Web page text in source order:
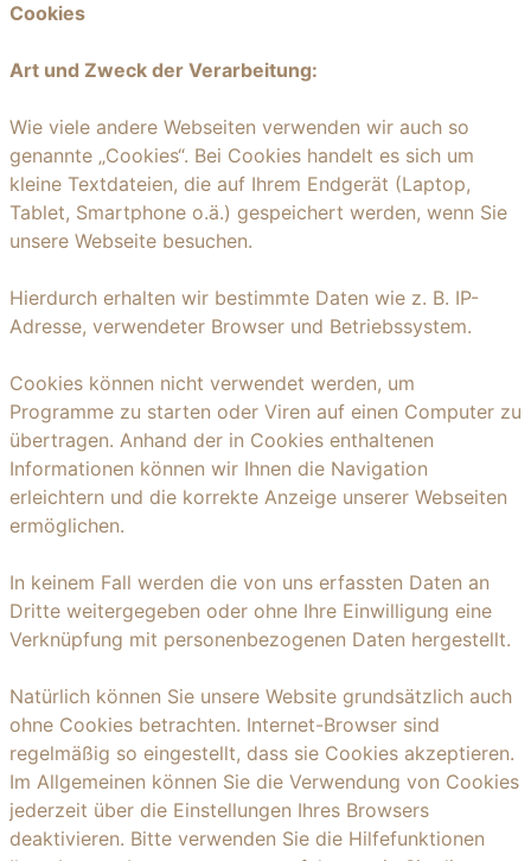
Cookies
Art und Zweck der Verarbeitung:
Wie viele andere Webseiten verwenden wir auch so
genannte „Cookies“. Bei Cookies handelt es sich um
kleine Textdateien, die auf Ihrem Endgerät (Laptop,
Tablet, Smartphone o.ä.) gespeichert werden, wenn Sie
unsere Webseite besuchen.
Hierdurch erhalten wir bestimmte Daten wie z. B. IP-
Adresse, verwendeter Browser und Betriebssystem.
Cookies können nicht verwendet werden, um
Programme zu starten oder Viren auf einen Computer zu
übertragen. Anhand der in Cookies enthaltenen
Informationen können wir Ihnen die Navigation
erleichtern und die korrekte Anzeige unserer Webseiten
ermöglichen.
In keinem Fall werden die von uns erfassten Daten an
Dritte weitergegeben oder ohne Ihre Einwilligung eine
Verknüpfung mit personenbezogenen Daten hergestellt.
Natürlich können Sie unsere Website grundsätzlich auch
ohne Cookies betrachten. Internet-Browser sind
regelmäßig so eingestellt, dass sie Cookies akzeptieren.
Im Allgemeinen können Sie die Verwendung von Cookies
jederzeit über die Einstellungen Ihres Browsers
deaktivieren. Bitte verwenden Sie die Hilfefunktionen